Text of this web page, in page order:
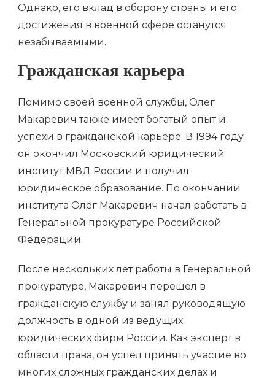
Однако, его вклад в оборону страны и его
достижения в военной сфере останутся
незабываемыми.
Гражданская карьера
Помимо своей военной службы, Олег
Макаревич также имеет богатый опыт и
успехи в гражданской карьере. В 1994 году
он окончил Московский юридический
институт МВД России и получил
юридическое образование. По окончании
института Олег Макаревич начал работать в
Генеральной прокуратуре Российской
Федерации.
После нескольких лет работы в Генеральной
прокуратуре, Макаревич перешел в
гражданскую службу и занял руководящую
должность в одной из ведущих
юридических фирм России. Как эксперт в
области права, он успел принять участие во
многих сложных гражданских делах и